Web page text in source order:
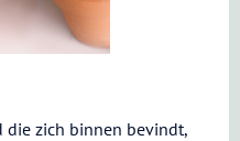
die zich binnen bevindt,